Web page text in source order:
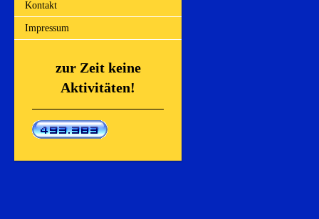
Kontakt
Impressum
zur Zeit keine
Aktivitäten!